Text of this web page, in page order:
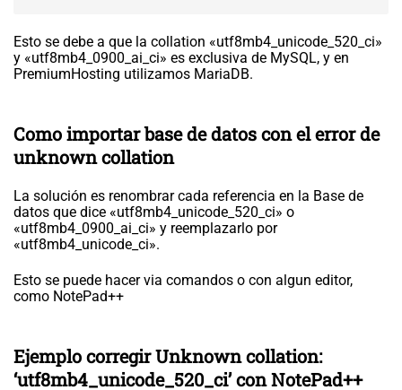
Esto se debe a que la collation «utf8mb4_unicode_520_ci»
y «utf8mb4_0900_ai_ci» es exclusiva de MySQL, y en
PremiumHosting utilizamos MariaDB.
Como importar base de datos con el error de
unknown collation
La solución es renombrar cada referencia en la Base de
datos que dice «utf8mb4_unicode_520_ci» o
«utf8mb4_0900_ai_ci» y reemplazarlo por
«utf8mb4_unicode_ci».
Esto se puede hacer via comandos o con algun editor,
como NotePad++
Ejemplo corregir Unknown collation:
‘utf8mb4_unicode_520_ci’ con NotePad++